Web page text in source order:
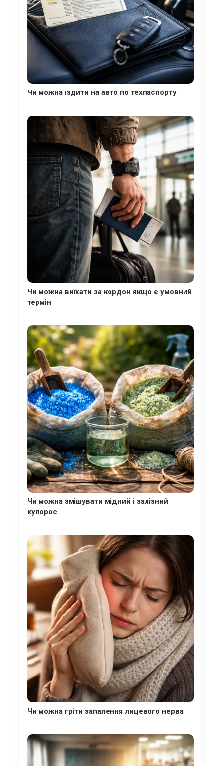
Чи можна їздити на авто по техпаспорту
Чи можна виїхати за кордон якщо є умовний
термін
Чи можна змішувати мідний і залізний
купорос
Чи можна гріти запалення лицевого нерва